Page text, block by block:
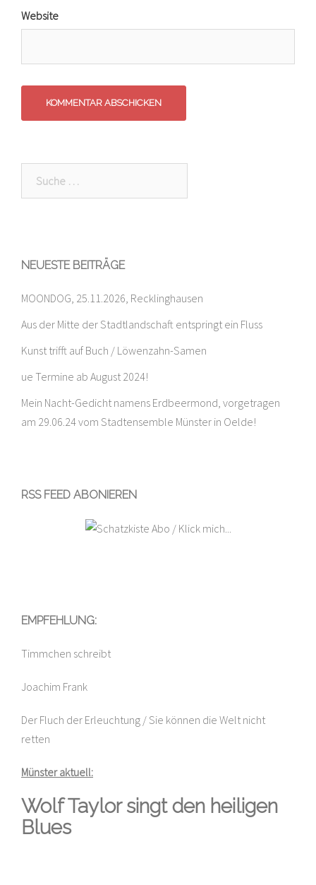
Website
NEUESTE BEITRÄGE
MOONDOG, 25.11.2026, Recklinghausen
Aus der Mitte der Stadtlandschaft entspringt ein Fluss
Kunst trifft auf Buch / Löwenzahn-Samen
ue Termine ab August 2024!
Mein Nacht-Gedicht namens Erdbeermond, vorgetragen
am 29.06.24 vom Stadtensemble Münster in Oelde!
RSS FEED ABONIEREN
EMPFEHLUNG:
Timmchen schreibt
Joachim Frank
Der Fluch der Erleuchtung / Sie können die Welt nicht
retten
Münster aktuell:
Wolf Taylor singt den heiligen
Blues